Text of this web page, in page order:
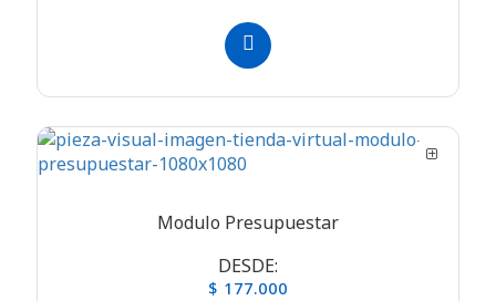
Modulo Presupuestar
DESDE:
$ 177.000